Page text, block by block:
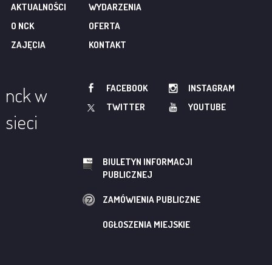
AKTUALNOŚCI
WYDARZENIA
O NCK
OFERTA
ZAJĘCIA
KONTAKT
nck w
sieci
FACEBOOK
INSTAGRAM
TWITTER
YOUTUBE
BIULETYN INFORMACJI
PUBLICZNEJ
ZAMÓWIENIA PUBLICZNE
OGŁOSZENIA MIEJSKIE